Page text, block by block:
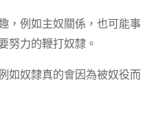
，例如主奴關係，也可能事
努力的鞭打奴隸。
如奴隸真的會因為被奴役而